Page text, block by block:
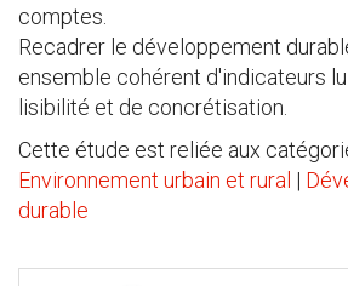
comptes.
Recadrer le développement
ensemble cohérent d'indicateurs
lisibilité et de concrétisation.
Cette étude est reliée aux
Environnement urbain et rural |
durable